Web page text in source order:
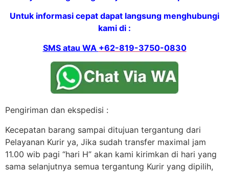
Untuk informasi cepat dapat langsung menghubungi
kami di :
SMS atau WA +62-819-3750-0830
Pengiriman dan ekspedisi :
Kecepatan barang sampai ditujuan tergantung dari
Pelayanan Kurir ya, Jika sudah transfer maximal jam
11.00 wib pagi “hari H” akan kami kirimkan di hari yang
sama selanjutnya semua tergantung Kurir yang dipilih,